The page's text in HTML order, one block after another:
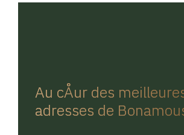
Au cÅur des
adresses de